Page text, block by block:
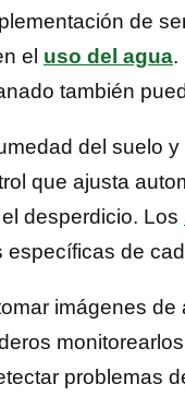
de
el uso del agua.
también
del suelo
que ajusta
desperdicio. Los
de
imágenes
problemas